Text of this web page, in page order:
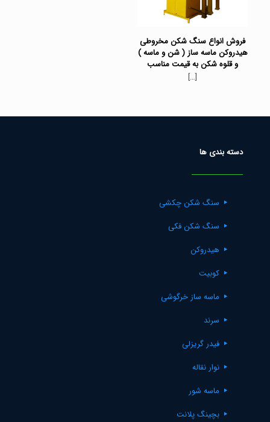
فروش انواع سنگ شکن مخروطی
هیدروکن ماسه ساز ( شن و ماسه )
و قلوه شکن به قیمت مناسب
[…]
دسته بندی ها
سنگ شکن چکشی
سنگ شکن فکی
هیدروکن
کوبیت
ماسه ساز خرگوشی
سرند
فیدر گریزلی
نوار نقاله
ماسه شور
بچینگ پلانت